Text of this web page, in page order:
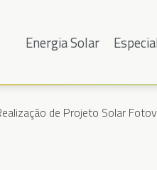
Energia Solar
de Projeto Solar